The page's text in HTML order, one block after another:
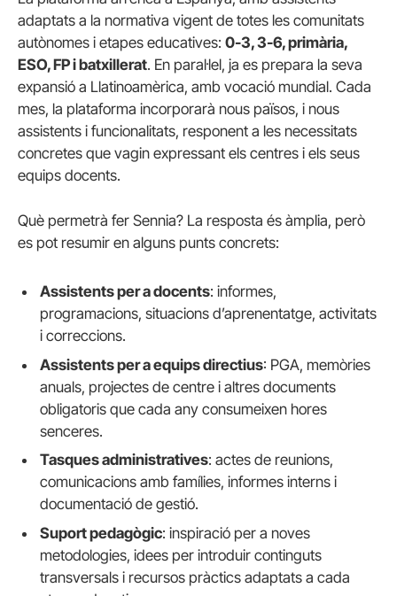
adaptats a la normativa vigent de totes les comunitats
autònomes i etapes educatives: 0-3, 3-6, primària,
ESO, FP i batxillerat. En paral·lel, ja es prepara la seva
expansió a Llatinoamèrica, amb vocació mundial. Cada
mes, la plataforma incorporarà nous països, i nous
assistents i funcionalitats, responent a les necessitats
concretes que vagin expressant els centres i els seus
equips docents.
Què permetrà fer Sennia? La resposta és àmplia, però
es pot resumir en alguns punts concrets:
Assistents per a docents: informes,
programacions, situacions d’aprenentatge, activitats
i correccions.
Assistents per a equips directius: PGA, memòries
anuals, projectes de centre i altres documents
obligatoris que cada any consumeixen hores
senceres.
Tasques administratives: actes de reunions,
comunicacions amb famílies, informes interns i
documentació de gestió.
Suport pedagògic: inspiració per a noves
metodologies, idees per introduir continguts
transversals i recursos pràctics adaptats a cada